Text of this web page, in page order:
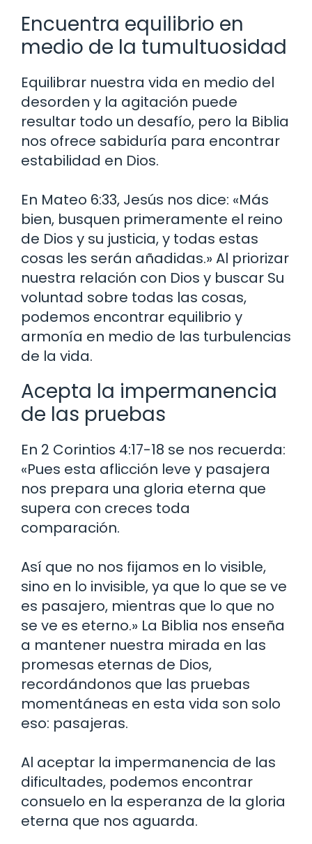
Encuentra equilibrio en
medio de la tumultuosidad
Equilibrar nuestra vida en medio del
desorden y la agitación puede
resultar todo un desafío, pero la Biblia
nos ofrece sabiduría para encontrar
estabilidad en Dios.
En Mateo 6:33, Jesús nos dice: «Más
bien, busquen primeramente el reino
de Dios y su justicia, y todas estas
cosas les serán añadidas.» Al priorizar
nuestra relación con Dios y buscar Su
voluntad sobre todas las cosas,
podemos encontrar equilibrio y
armonía en medio de las turbulencias
de la vida.
Acepta la impermanencia
de las pruebas
En 2 Corintios 4:17-18 se nos recuerda:
«Pues esta aflicción leve y pasajera
nos prepara una gloria eterna que
supera con creces toda
comparación.
Así que no nos fijamos en lo visible,
sino en lo invisible, ya que lo que se ve
es pasajero, mientras que lo que no
se ve es eterno.» La Biblia nos enseña
a mantener nuestra mirada en las
promesas eternas de Dios,
recordándonos que las pruebas
momentáneas en esta vida son solo
eso: pasajeras.
Al aceptar la impermanencia de las
dificultades, podemos encontrar
consuelo en la esperanza de la gloria
eterna que nos aguarda.